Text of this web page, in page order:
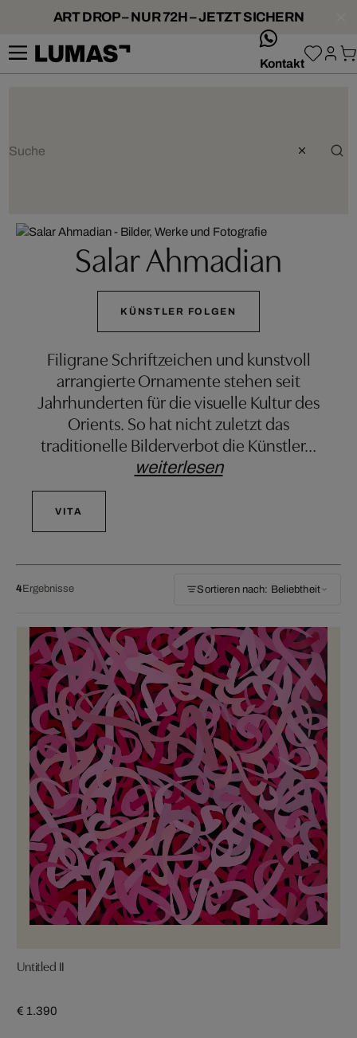
ART DROP – NUR 72H – JETZT SICHERN
Kontakt
Salar Ahmadian
KÜNSTLER FOLGEN
Filigrane Schriftzeichen und kunstvoll
arrangierte Ornamente stehen seit
Jahrhunderten für die visuelle Kultur des
Orients. So hat nicht zuletzt das
traditionelle Bilderverbot die Künstler…
weiterlesen
VITA
4Ergebnisse Sortieren nach: Beliebtheit
Untitled II
€ 1.390